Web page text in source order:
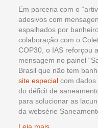
Em parceria com o
adesivos com
espalhados por
colaboração com o
COP30, o IAS reforçou
mensagem no painel
Brasil que não tem
site especial com
do déficit de
para solucionar as
da websérie
Leia mais